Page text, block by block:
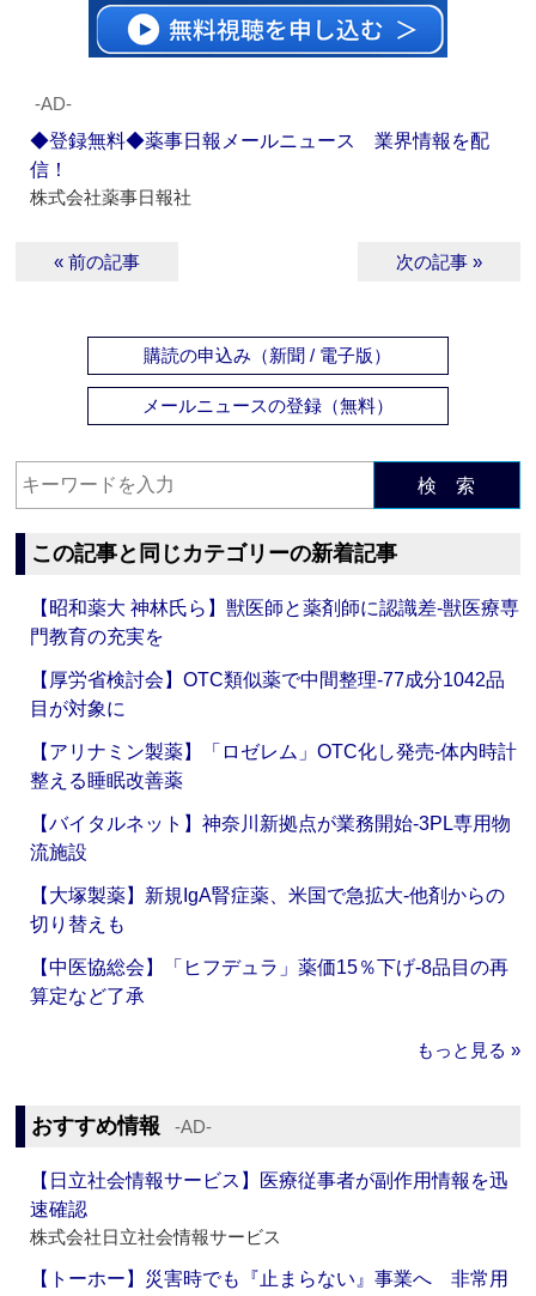
‐AD‐
◆登録無料◆薬事日報メールニュース 業界情報を配
信！
株式会社薬事日報社
« 前の記事 次の記事 »
購読の申込み（新聞 / 電子版）
メールニュースの登録（無料）
検 索
この記事と同じカテゴリーの新着記事
【昭和薬大 神林氏ら】獣医師と薬剤師に認識差‐獣医療専
門教育の充実を
【厚労省検討会】OTC類似薬で中間整理‐77成分1042品
目が対象に
【アリナミン製薬】「ロゼレム」OTC化し発売‐体内時計
整える睡眠改善薬
【バイタルネット】神奈川新拠点が業務開始‐3PL専用物
流施設
【大塚製薬】新規IgA腎症薬、米国で急拡大‐他剤からの
切り替えも
【中医協総会】「ヒフデュラ」薬価15％下げ‐8品目の再
算定など了承
もっと見る »
おすすめ情報 ‐AD‐
【日立社会情報サービス】医療従事者が副作用情報を迅
速確認
株式会社日立社会情報サービス
【トーホー】災害時でも『止まらない』事業へ 非常用